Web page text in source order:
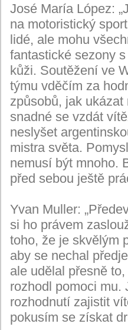
José María López:
na motoristický
lidé, ale mohu
fantastické sezony
kůži. Soutěžení ve
týmu vděčím za
způsobů, jak
snadné se vzdát
neslyšet
mistra světa.
nemusí být mnoho.
před sebou ještě
Yvan Muller:
si ho právem
toho, že je skvělým
aby se nechal
ale udělal přesně
rozhodl pomoci mu.
rozhodnutí zajistit
pokusím se získat